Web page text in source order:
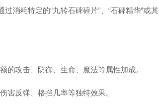
消耗特定的“九转石碑碎片”、“石碑精华”或其
的攻击、防御、生命、魔法等属性加成。
害反弹、格挡几率等独特效果。